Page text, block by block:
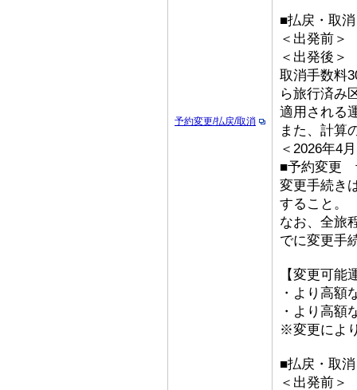
予約変更/払戻/取消
■払戻・取
＜出発前＞
＜出発後＞
取消手数料
ら旅行済み
適用される
また、計算
＜2026年4
■予約変更
変更手続き
すること。
なお、全旅
でに変更手
【変更可能
・より高額
・より高額
※変更によ
■払戻・取消
＜出発前＞